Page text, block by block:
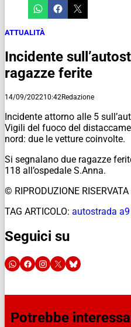
ATTUALITÀ
Incidente
ragazze ferite
14/09/202210:42Redazione
Incidente attorno alle 5
Vigili del fuoco del
nord: due le vetture coinvolte.
Si segnalano due ragazze
118 all’ospedale S.Anna.
© RIPRODUZIONE RISERVATA
TAG ARTICOLO: autostrada a9
Seguici su
Potrebbe